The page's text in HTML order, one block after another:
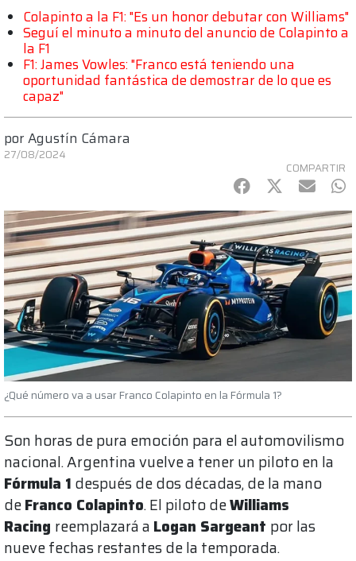
Colapinto a la F1: "Es un honor debutar con Williams"
Seguí el minuto a minuto del anuncio de Colapinto a
la F1
F1: James Vowles: "Franco está teniendo una
oportunidad fantástica de demostrar de lo que es
capaz"
porAgustín Cámara
27/08/2024
COMPARTIR
Facebook
Twitter
mail
¿Qué número va a usar Franco Colapinto en la Fórmula 1?
Son horas de pura emoción para el automovilismo
nacional. Argentina vuelve a tener un piloto en la
Fórmula 1 después de dos décadas, de la mano
deFranco Colapinto. El piloto deWilliams
Racing reemplazará a Logan Sargeant por las
nueve fechas restantes de la temporada.